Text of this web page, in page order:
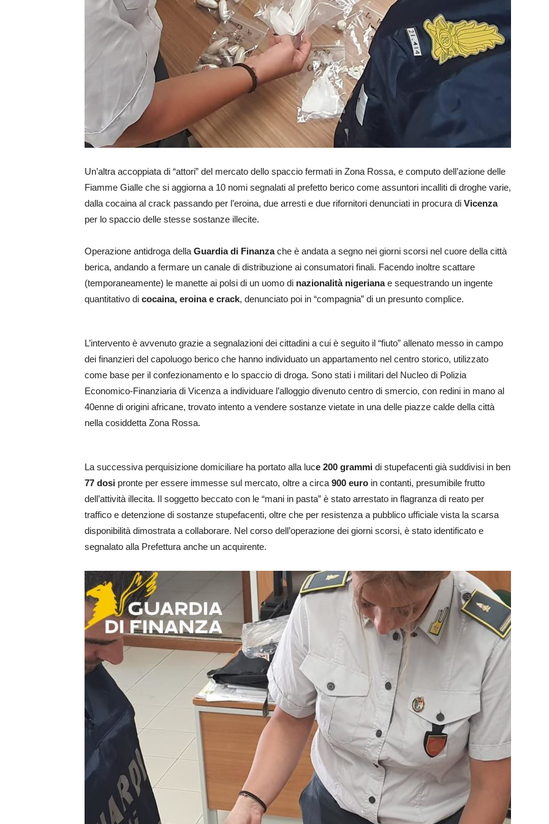
Un’altra accoppiata di “attori” del mercato dello spaccio fermati in Zona Rossa, e computo dell’azione delle
Fiamme Gialle che si aggiorna a 10 nomi segnalati al prefetto berico come assuntori incalliti di droghe varie,
dalla cocaina al crack passando per l’eroina, due arresti e due rifornitori denunciati in procura di Vicenza
per lo spaccio delle stesse sostanze illecite.
Operazione antidroga della Guardia di Finanzache è andata a segno nei giorni scorsi nel cuore della città
berica, andando a fermare un canale di distribuzione ai consumatori finali. Facendo inoltre scattare
(temporaneamente) le manette ai polsi di un uomo di nazionalità nigerianae sequestrando un ingente
quantitativo di cocaina, eroina e crack, denunciato poi in “compagnia” di un presunto complice.
L’intervento è avvenuto grazie a segnalazioni dei cittadini a cui è seguito il “fiuto” allenato messo in campo
dei finanzieri del capoluogo berico che hanno individuato un appartamento nel centro storico, utilizzato
come base per il confezionamento e lo spaccio di droga. Sono stati i militari del Nucleo di Polizia
Economico-Finanziaria di Vicenza a individuare l’alloggio divenuto centro di smercio, con redini in mano al
40enne di origini africane, trovato intento a vendere sostanze vietate in una delle piazze calde della città
nella cosiddetta Zona Rossa.
La successiva perquisizione domiciliare ha portato alla luce 200 grammi di stupefacenti già suddivisi in ben
77 dosi pronte per essere immesse sul mercato, oltre a circa 900 euro in contanti, presumibile frutto
dell’attività illecita. Il soggetto beccato con le “mani in pasta” è stato arrestato in flagranza di reato per
traffico e detenzione di sostanze stupefacenti, oltre che per resistenza a pubblico ufficiale vista la scarsa
disponibilità dimostrata a collaborare. Nel corso dell’operazione dei giorni scorsi, è stato identificato e
segnalato alla Prefettura anche un acquirente.